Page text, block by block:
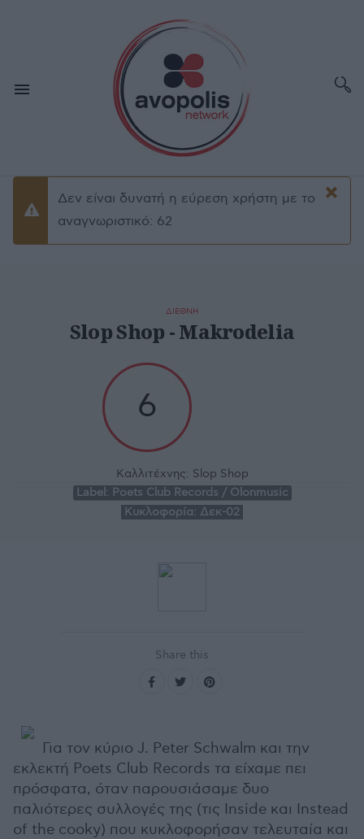
×
Προειδοποίσηση
Δεν είναι δυνατή η εύρεση χρήστη με το
αναγνωριστικό: 62
ΔΙΕΘΝΗ
Slop Shop - Makrodelia
6
Καλλιτέχνης: Slop Shop
Label: Poets Club Records / Olonmusic
Κυκλοφορία: Δεκ-02
Share this
Για τον κύριο J. Peter Schwalm και την
εκλεκτή Poets Club Records τα είχαμε πει
πρόσφατα, όταν παρουσιάσαμε δυο
παλιότερες συλλογές της (τις Inside και Instead
of the cooky) που κυκλοφορήσαν τελευταία και